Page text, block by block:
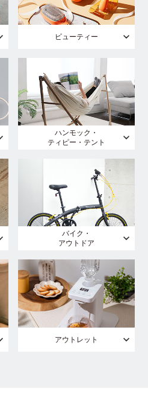
ビューティー
ハンモック・
ティピー・テント
バイク・
アウトドア
アウトレット